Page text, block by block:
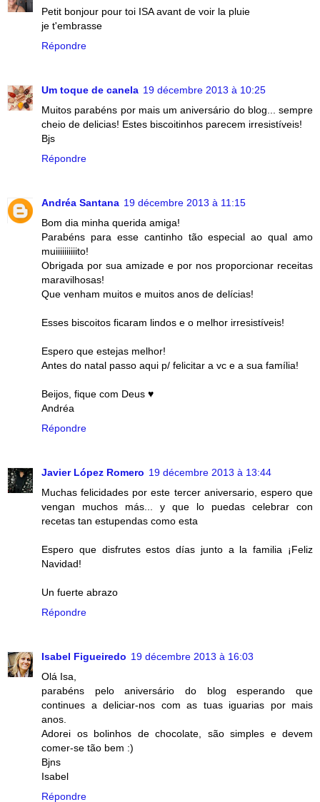
Petit bonjour pour toi ISA avant de voir la pluie
je t'embrasse
Répondre
Um toque de canela 19 décembre 2013 à 10:25
Muitos parabéns por mais um aniversário do blog... sempre
cheio de delicias! Estes biscoitinhos parecem irresistíveis!
Bjs
Répondre
Andréa Santana 19 décembre 2013 à 11:15
Bom dia minha querida amiga!
Parabéns para esse cantinho tão especial ao qual amo
muiiiiiiiiiito!
Obrigada por sua amizade e por nos proporcionar receitas
maravilhosas!
Que venham muitos e muitos anos de delícias!
Esses biscoitos ficaram lindos e o melhor irresistíveis!
Espero que estejas melhor!
Antes do natal passo aqui p/ felicitar a vc e a sua família!
Beijos, fique com Deus ♥
Andréa
Répondre
Javier López Romero 19 décembre 2013 à 13:44
Muchas felicidades por este tercer aniversario, espero que
vengan muchos más... y que lo puedas celebrar con
recetas tan estupendas como esta
Espero que disfrutes estos días junto a la familia ¡Feliz
Navidad!
Un fuerte abrazo
Répondre
Isabel Figueiredo 19 décembre 2013 à 16:03
Olá Isa,
parabéns pelo aniversário do blog esperando que
continues a deliciar-nos com as tuas iguarias por mais
anos.
Adorei os bolinhos de chocolate, são simples e devem
comer-se tão bem :)
Bjns
Isabel
Répondre